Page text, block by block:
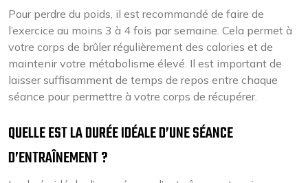
Pour perdre du poids, il est recommandé de faire de
l’exercice au moins 3 à 4 fois par semaine. Cela permet à
votre corps de brûler régulièrement des calories et de
maintenir votre métabolisme élevé. Il est important de
laisser suffisamment de temps de repos entre chaque
séance pour permettre à votre corps de récupérer.
QUELLE EST LA DURÉE IDÉALE D’UNE SÉANCE
D’ENTRAÎNEMENT ?